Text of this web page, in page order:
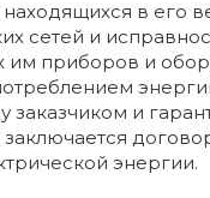
находящихся в его
сетей и
им приборов и
заказчиком и
энергии.